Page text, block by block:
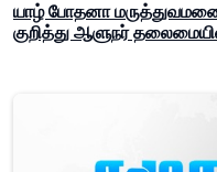
யாழ் போதனா
குறித்து ஆளுநர்